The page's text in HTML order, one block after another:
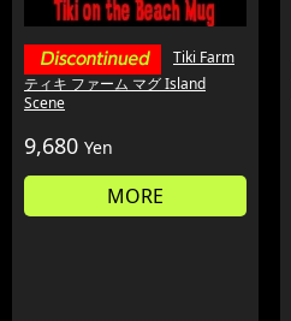
Tiki Farm
ティキ ファーム マグ Island
Scene
9,680 Yen
MORE